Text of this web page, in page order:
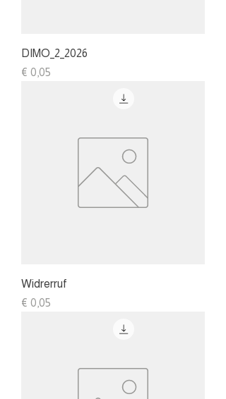
DIMO_2_2026
Preis
€ 0,05
Widrerruf
Preis
€ 0,05